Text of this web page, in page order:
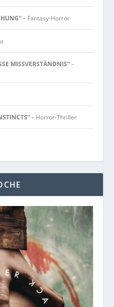
– Fantasy-Horror
MISSVERSTÄNDNIS“–
– Horror-Thriller